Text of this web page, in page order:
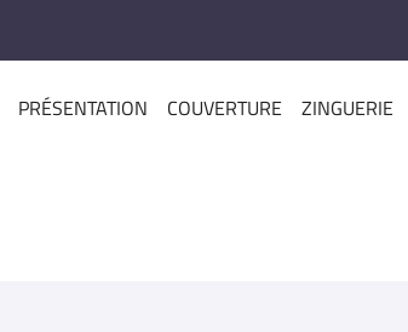
PRÉSENTATION COUVERTURE ZINGUERIE